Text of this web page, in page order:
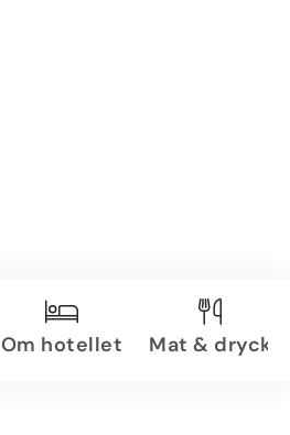
Om hotellet Mat & dryck